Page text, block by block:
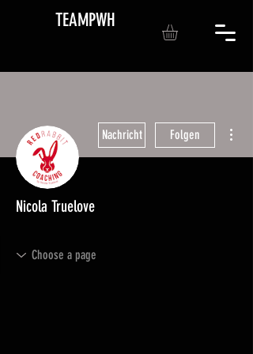
TEAMPWH
Nachricht Folgen
Nicola Truelove